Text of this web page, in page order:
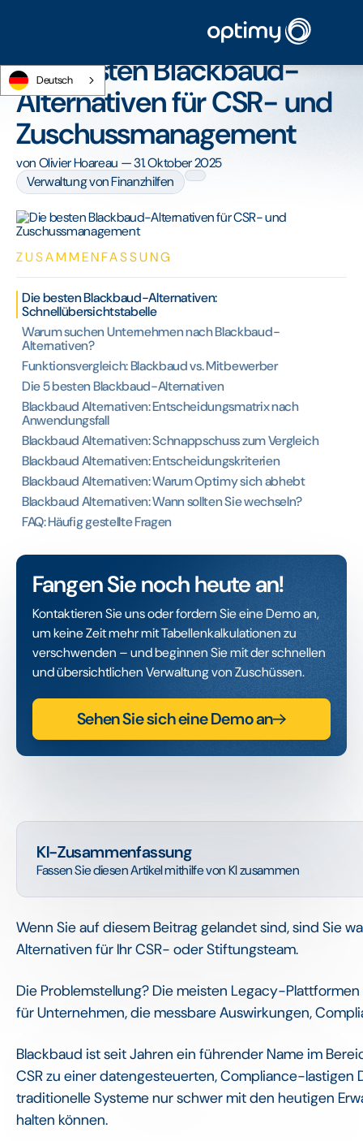
Deutsch
Die besten Blackbaud-Alternativen für CSR- und
Die besten Blackbaud-
Alternativen für CSR- und
Zuschussmanagement
vonOlivier Hoareau —31. Oktober 2025
Verwaltung von Finanzhilfen
KI-Zusammenfassung
Fassen Sie diesen Artikel mithilfe von KI zusammen
Wenn Sie auf diesem Beitrag gelandet sind, sind Sie
Alternativen für Ihr CSR- oder Stiftungsteam.
Die Problemstellung? Die meisten Legacy-
für Unternehmen, die messbare Auswirkungen,
Blackbaud ist seit Jahren ein führender Name im
CSR zu einer datengesteuerten, Compliance-lastigen
traditionelle Systeme nur schwer mit den heutigen
halten können.
ZUSAMMENFASSUNG
Die besten Blackbaud-Alternativen:
Schnellübersichtstabelle
Warum suchen Unternehmen nach Blackbaud-
Alternativen?
Funktionsvergleich: Blackbaud vs. Mitbewerber
Die 5 besten Blackbaud-Alternativen
Blackbaud Alternativen: Entscheidungsmatrix nach
Anwendungsfall
Blackbaud Alternativen: Schnappschuss zum Vergleich
Blackbaud Alternativen: Entscheidungskriterien
Blackbaud Alternativen: Warum Optimy sich abhebt
Blackbaud Alternativen: Wann sollten Sie wechseln?
FAQ: Häufig gestellte Fragen
Fangen Sie noch heute an!
Kontaktieren Sie uns oder fordern Sie eine Demo an,
um keine Zeit mehr mit Tabellenkalkulationen zu
verschwenden – und beginnen Sie mit der schnellen
und übersichtlichen Verwaltung von Zuschüssen.
Sehen Sie sich eine Demo an